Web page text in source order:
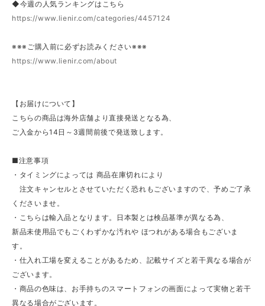
◆今週の人気ランキングはこちら
https://www.lienir.com/categories/4457124
※※※ご購入前に必ずお読みください※※※
https://www.lienir.com/about
【お届けについて】
こちらの商品は海外店舗より直接発送となる為、
ご入金から14日～3週間前後で発送致します。
■注意事項
・タイミングによっては 商品在庫切れにより
注文キャンセルとさせていただく恐れもございますので、予めご了承
くださいませ。
・こちらは輸入品となります。日本製とは検品基準が異なる為、
新品未使用品でもごくわずかな汚れや ほつれがある場合もございま
す。
・仕入れ工場を変えることがあるため、記載サイズと若干異なる場合が
ございます。
・商品の色味は、お手持ちのスマートフォンの画面によって実物と若干
異なる場合がございます。